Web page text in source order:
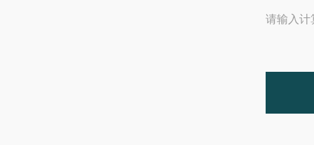
请输入计